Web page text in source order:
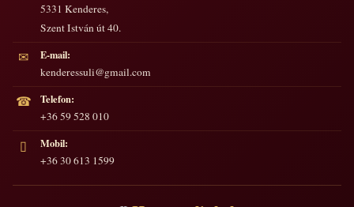
5331 Kenderes,
Szent István út 40.
✉
E-mail:
kenderessuli@gmail.com
☎
Telefon:
+36 59 528 010
▯
Mobil:
+36 30 613 1599